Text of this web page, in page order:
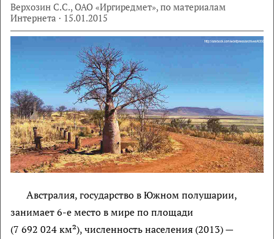
Верхозин С.С., ОАО «Иргиредмет», по материалам
Интернета · 15.01.2015
Австралия, государство в Южном полушарии,
занимает 6-е место в мире по площади
(7 692 024 км²), численность населения (2013) —